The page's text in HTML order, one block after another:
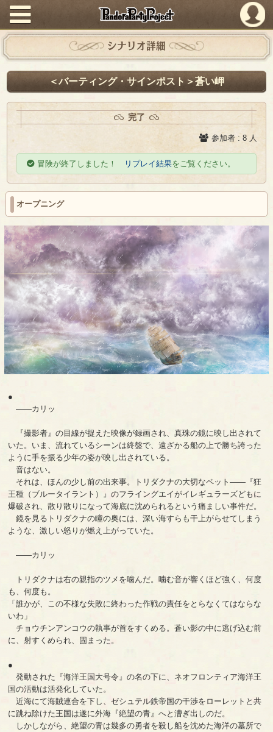
PandoraPartyProject
シナリオ詳細
＜バーティング・サインポスト＞蒼い岬
完了
参加者 : 8 人
冒険が終了しました！ リプレイ結果をご覧ください。
オープニング
●
――カリッ
『撮影者』の目線が捉えた映像が録画され、真珠の鏡に映し出されて
いた。いま、流れているシーンは終盤で、遠ざかる船の上で勝ち誇った
ように手を振る少年の姿が映し出されている。
音はない。
それは、ほんの少し前の出来事。トリダクナの大切なペット――『狂
王種（ブルータイラント）』のフライングエイがイレギュラーズどもに
爆破され、散り散りになって海底に沈められるという痛ましい事件だ。
鏡を見るトリダクナの瞳の奥には、深い海すらも干上がらせてしまう
ような、激しい怒りが燃え上がっていた。
――カリッ
トリダクナは右の親指のツメを噛んだ。噛む音が響くほど強く、何度
も、何度も。
「誰かが、この不様な失敗に終わった作戦の責任をとらなくてはならな
いわ」
チョウチンアンコウの執事が首をすくめる。蒼い影の中に逃げ込む前
に、射すくめられ、固まった。
●
発動された『海洋王国大号令』の名の下に、ネオフロンティア海洋王
国の活動は活発化していた。
近海にて海賊連合を下し、ゼシュテル鉄帝国の干渉をローレットと共
に跳ね除けた王国は遂に外海『絶望の青』へと漕ぎ出しのだ。
しかしながら、絶望の青は幾多の勇者を殺し船を沈めた海洋の墓所で